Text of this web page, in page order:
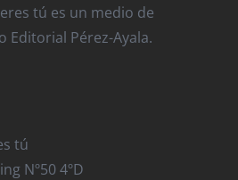
tú es un medio de
Editorial Pérez-Ayala.
tú
Nº50 4ºD